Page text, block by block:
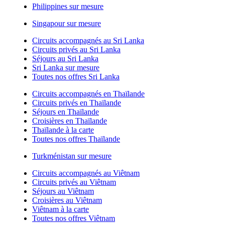
Philippines sur mesure
Singapour sur mesure
Circuits accompagnés au Sri Lanka
Circuits privés au Sri Lanka
Séjours au Sri Lanka
Sri Lanka sur mesure
Toutes nos offres Sri Lanka
Circuits accompagnés en Thaïlande
Circuits privés en Thaïlande
Séjours en Thaïlande
Croisières en Thaïlande
Thaïlande à la carte
Toutes nos offres Thaïlande
Turkménistan sur mesure
Circuits accompagnés au Viêtnam
Circuits privés au Viêtnam
Séjours au Viêtnam
Croisières au Viêtnam
Viêtnam à la carte
Toutes nos offres Viêtnam